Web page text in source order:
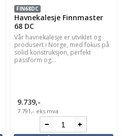
FIN68DC
Havnekalesje Finnmaster
68 DC
Vår havnekalesje er utviklet og
produsert i Norge, med fokus på
solid konstruksjon, perfekt
passform og...
9.739,-
7.791,- eks.mva